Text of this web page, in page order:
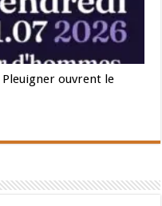
ouvrent le